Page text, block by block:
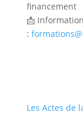
financement
📩
:
Les Actes de